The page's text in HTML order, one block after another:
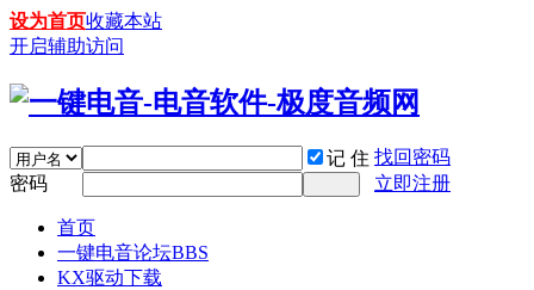
设为首页收藏本站
开启辅助访问
记 住 找回密码
密码
立即注册
首页
一键电音论坛BBS
KX驱动下载